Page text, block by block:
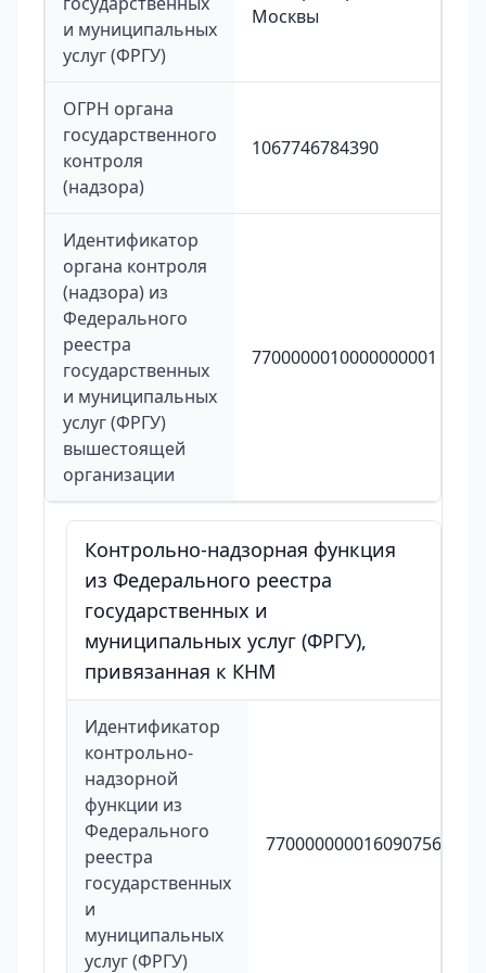
и муниципальных
услуг (ФРГУ)
Москвы
ОГРН органа
государственного
контроля
(надзора)
1067746784390
Идентификатор
органа контроля
(надзора) из
Федерального
реестра
государственных
и муниципальных
услуг (ФРГУ)
вышестоящей
организации
7700000010000000001
Контрольно-надзорная функция
из Федерального реестра
государственных и
муниципальных услуг (ФРГУ),
привязанная к КНМ
Идентификатор
контрольно-
надзорной
функции из
Федерального
реестра
государственных
и
муниципальных
услуг (ФРГУ)
7700000000160907567